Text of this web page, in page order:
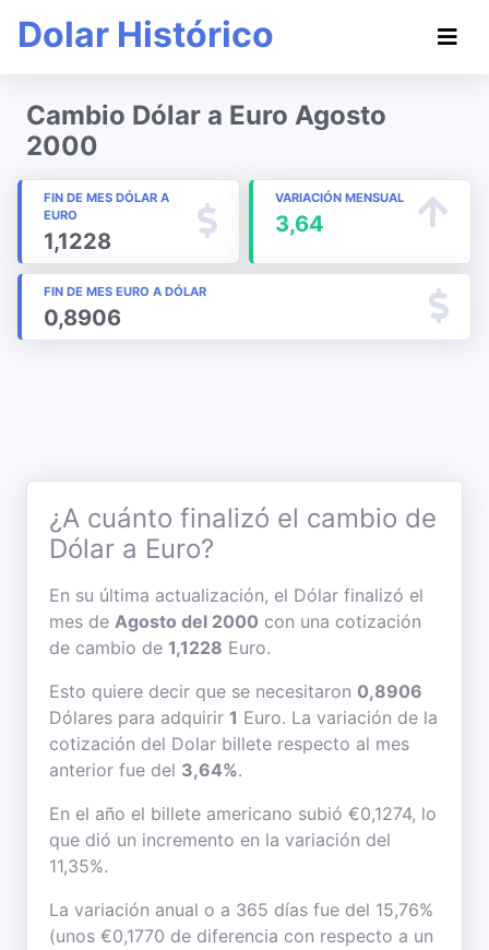
Dolar Histórico
Cambio Dólar a Euro Agosto
2000
FIN DE MES DÓLAR A
EURO
1,1228
VARIACIÓN MENSUAL
3,64
FIN DE MES EURO A DÓLAR
0,8906
¿A cuánto finalizó el cambio de
Dólar a Euro?
En su última actualización, el Dólar finalizó el
mes de Agosto del 2000 con una cotización
de cambio de 1,1228 Euro.
Esto quiere decir que se necesitaron 0,8906
Dólares para adquirir 1 Euro. La variación de la
cotización del Dolar billete respecto al mes
anterior fue del 3,64%.
En el año el billete americano subió €0,1274, lo
que dió un incremento en la variación del
11,35%.
La variación anual o a 365 días fue del 15,76%
(unos €0,1770 de diferencia con respecto a un